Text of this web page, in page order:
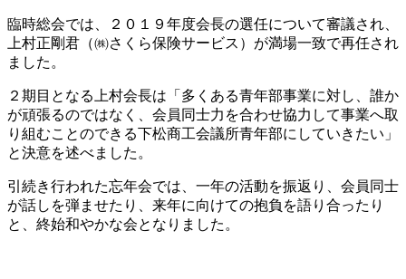
臨時総会では、２０１９年度会長の選任について審議され、
上村正剛君（㈱さくら保険サービス）が満場一致で再任され
ました。
２期目となる上村会長は「多くある青年部事業に対し、誰か
が頑張るのではなく、会員同士力を合わせ協力して事業へ取
り組むことのできる下松商工会議所青年部にしていきたい」
と決意を述べました。
引続き行われた忘年会では、一年の活動を振返り、会員同士
が話しを弾ませたり、来年に向けての抱負を語り合ったり
と、終始和やかな会となりました。